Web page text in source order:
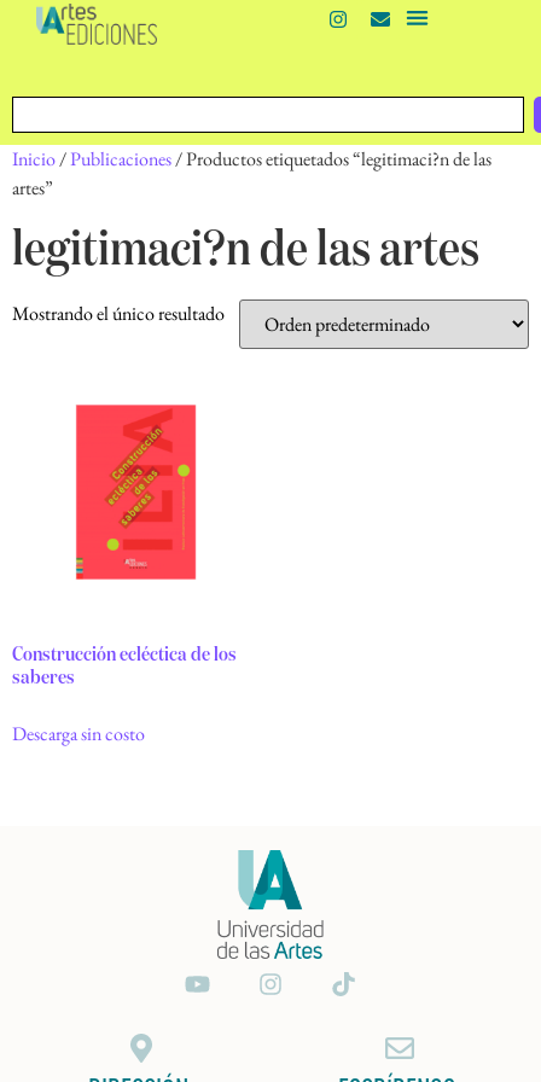
Inicio/Publicaciones/ Productos etiquetados “legitimaci?n de las
artes”
legitimaci?n de las artes
Mostrando el único resultado
Construcción ecléctica de los
saberes
Descarga sin costo